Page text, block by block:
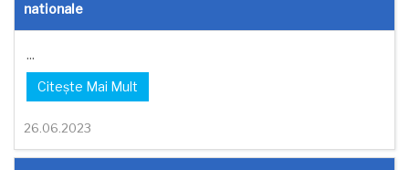
nationale
...
Citește Mai Mult
26.06.2023